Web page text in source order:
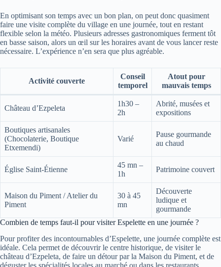
En optimisant son temps avec un bon plan, on peut donc quasiment
faire une visite complète du village en une journée, tout en restant
flexible selon la météo. Plusieurs adresses gastronomiques ferment tôt
en basse saison, alors un œil sur les horaires avant de vous lancer reste
nécessaire. L’expérience n’en sera que plus agréable.
Activité couverte
Conseil
temporel
Atout pour
mauvais temps
Château d’Ezpeleta
1h30 –
2h
Abrité, musées et
expositions
Boutiques artisanales
(Chocolaterie, Boutique
Etxemendi)
Varié
Pause gourmande
au chaud
Église Saint-Étienne
45 mn –
1h
Patrimoine couvert
Maison du Piment / Atelier du
Piment
30 à 45
mn
Découverte
ludique et
gourmande
Combien de temps faut-il pour visiter Espelette en une journée ?
Pour profiter des incontournables d’Espelette, une journée complète est
idéale. Cela permet de découvrir le centre historique, de visiter le
château d’Ezpeleta, de faire un détour par la Maison du Piment, et de
déguster les spécialités locales au marché ou dans les restaurants.